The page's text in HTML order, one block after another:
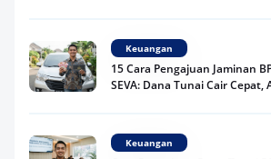
Keuangan
15 Cara Pengajuan Jaminan
SEVA: Dana Tunai Cair Cepat,
Keuangan